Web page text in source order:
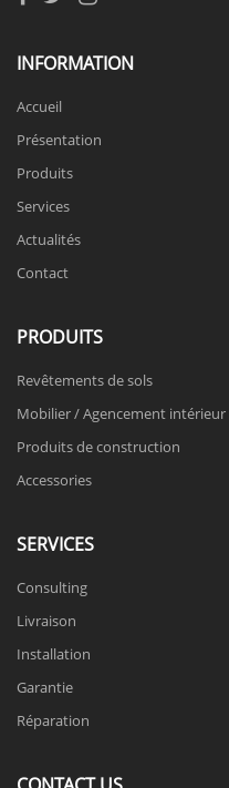
INFORMATION
Accueil
Présentation
Produits
Services
Actualités
Contact
PRODUITS
Revêtements de sols
Mobilier / Agencement intérieur
Produits de construction
Accessories
SERVICES
Consulting
Livraison
Installation
Garantie
Réparation